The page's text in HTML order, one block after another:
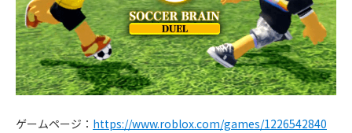
ゲームページ： https://www.roblox.com/games/1226542840